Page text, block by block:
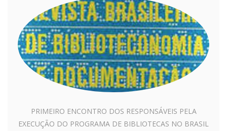
PRIMEIRO ENCONTRO DOS RESPONSÁVEIS PELA
EXECUÇÃO DO PROGRAMA DE BIBLIOTECAS NO BRASIL